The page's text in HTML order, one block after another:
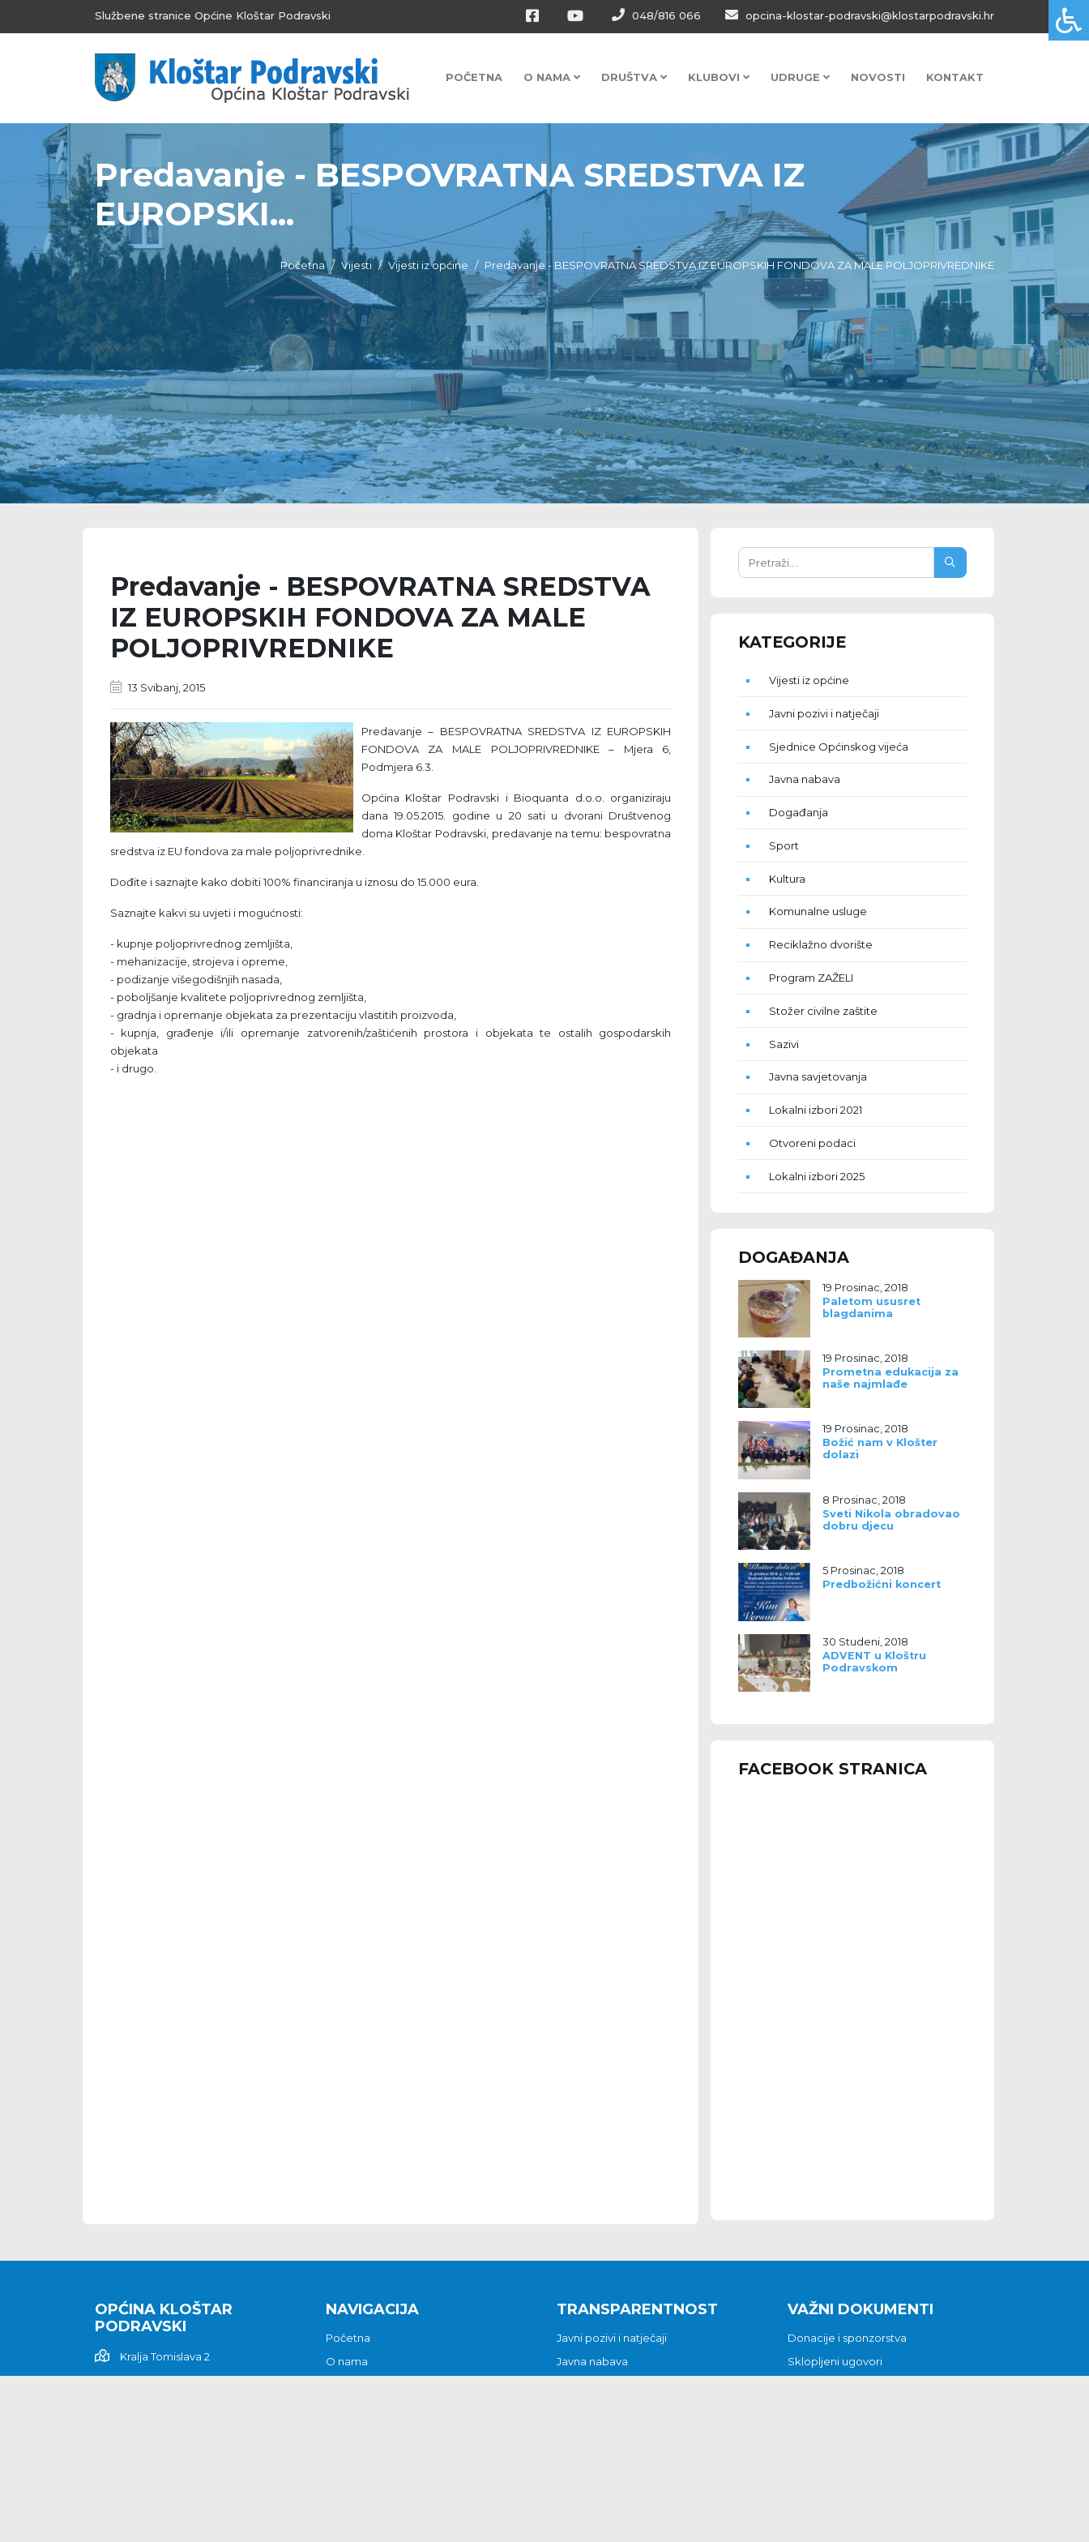
Službene stranice Općine Kloštar Podravski 048/816 066 opcina-klostar-podravski@klostarpodravski.hr
POČETNA O NAMA DRUŠTVA KLUBOVI UDRUGE NOVOSTI KONTAKT
Predavanje - BESPOVRATNA SREDSTVA IZ
EUROPSKI...
Početna Vijesti Vijesti iz općine Predavanje - BESPOVRATNA SREDSTVA IZ EUROPSKIH FONDOVA ZA MALE POLJOPRIVREDNIKE
Predavanje - BESPOVRATNA SREDSTVA
IZ EUROPSKIH FONDOVA ZA MALE
POLJOPRIVREDNIKE
13 Svibanj, 2015
Predavanje – BESPOVRATNA SREDSTVA IZ EUROPSKIH
FONDOVA ZA MALE POLJOPRIVREDNIKE – Mjera 6,
Podmjera 6.3.
Općina Kloštar Podravski i Bioquanta d.o.o. organiziraju
dana 19.05.2015. godine u 20 sati u dvorani Društvenog
doma Kloštar Podravski, predavanje na temu: bespovratna
sredstva iz EU fondova za male poljoprivrednike.
Dođite i saznajte kako dobiti 100% financiranja u iznosu do 15.000 eura.
Saznajte kakvi su uvjeti i mogućnosti:
- kupnje poljoprivrednog zemljišta,
- mehanizacije, strojeva i opreme,
- podizanje višegodišnjih nasada,
- poboljšanje kvalitete poljoprivrednog zemljišta,
- gradnja i opremanje objekata za prezentaciju vlastitih proizvoda,
- kupnja, građenje i/ili opremanje zatvorenih/zaštićenih prostora i objekata te ostalih gospodarskih
objekata
- i drugo.
KATEGORIJE
Vijesti iz općine
Javni pozivi i natječaji
Sjednice Općinskog vijeća
Javna nabava
Događanja
Sport
Kultura
Komunalne usluge
Reciklažno dvorište
Program ZAŽELI
Stožer civilne zaštite
Sazivi
Javna savjetovanja
Lokalni izbori 2021
Otvoreni podaci
Lokalni izbori 2025
DOGAĐANJA
19 Prosinac, 2018
Paletom ususret
blagdanima
19 Prosinac, 2018
Prometna edukacija za
naše najmlađe
19 Prosinac, 2018
Božić nam v Klošter
dolazi
8 Prosinac, 2018
Sveti Nikola obradovao
dobru djecu
5 Prosinac, 2018
Predbožićni koncert
30 Studeni, 2018
ADVENT u Kloštru
Podravskom
FACEBOOK STRANICA
OPĆINA KLOŠTAR
PODRAVSKI
Kralja Tomislava 2
NAVIGACIJA
Početna
O nama
TRANSPARENTNOST
Javni pozivi i natječaji
Javna nabava
VAŽNI DOKUMENTI
Donacije i sponzorstva
Sklopljeni ugovori